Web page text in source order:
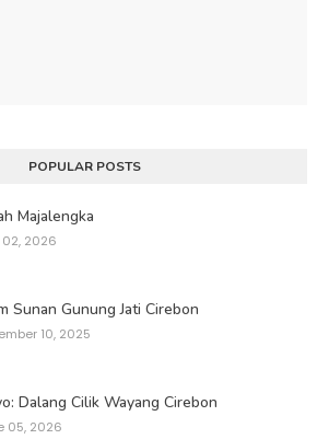
POPULAR POSTS
Majalengka
02, 2026
Sunan Gunung Jati Cirebon
10, 2025
Dalang Cilik Wayang Cirebon
05, 2026